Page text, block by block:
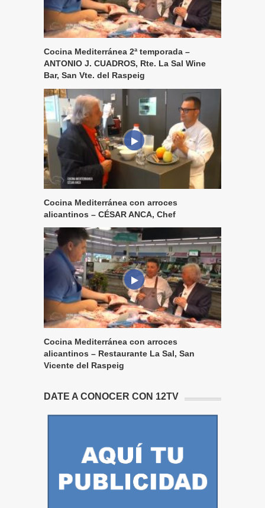
Cocina Mediterránea 2ª temporada –
ANTONIO J. CUADROS, Rte. La Sal Wine
Bar, San Vte. del Raspeig
Cocina Mediterránea con arroces
alicantinos – CÉSAR ANCA, Chef
Cocina Mediterránea con arroces
alicantinos – Restaurante La Sal, San
Vicente del Raspeig
DATE A CONOCER CON 12TV